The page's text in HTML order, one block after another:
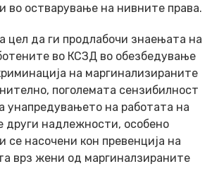
во остварување на нивните права.
цел да ги продлабочи знаењата на
во КСЗД во обезбедување
на маргинализираните
поголемата сензибилност
унапредувањето на работата на
други надлежности, особено
се насочени кон превенција на
врз жени од маргиналзираните